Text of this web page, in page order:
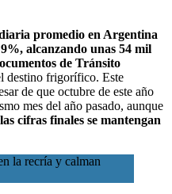
promedio en Argentina
alcanzando unas 54 mil
de Tránsito
destino frigorífico. Este
de que octubre de este año
mes del año pasado, aunque
las cifras finales se mantengan
la recría y calman